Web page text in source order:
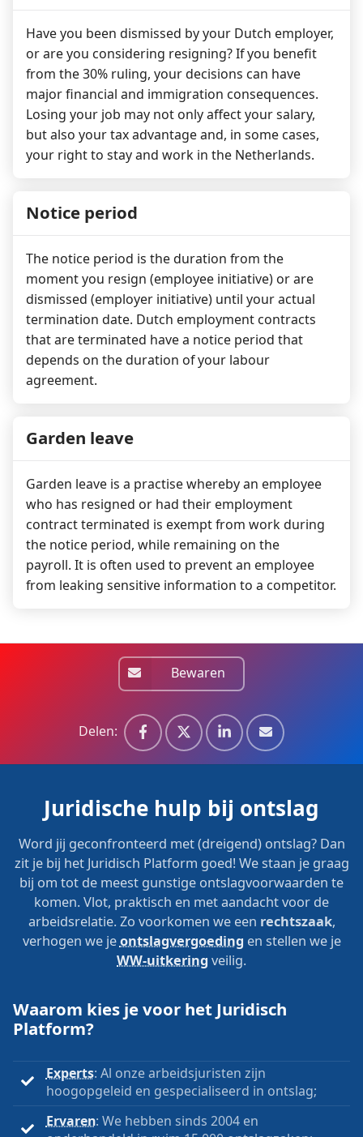
Have you been dismissed by your Dutch employer,
or are you considering resigning? If you benefit
from the 30% ruling, your decisions can have
major financial and immigration consequences.
Losing your job may not only affect your salary,
but also your tax advantage and, in some cases,
your right to stay and work in the Netherlands.
Notice period
The notice period is the duration from the
moment you resign (employee initiative) or are
dismissed (employer initiative) until your actual
termination date. Dutch employment contracts
that are terminated have a notice period that
depends on the duration of your labour
agreement.
Garden leave
Garden leave is a practise whereby an employee
who has resigned or had their employment
contract terminated is exempt from work during
the notice period, while remaining on the
payroll. It is often used to prevent an employee
from leaking sensitive information to a competitor.
Bewaren
Delen:
Juridische hulp bij ontslag
Word jij geconfronteerd met (dreigend) ontslag? Dan
zit je bij het Juridisch Platform goed! We staan je graag
bij om tot de meest gunstige ontslagvoorwaarden te
komen. Vlot, praktisch en met aandacht voor de
arbeidsrelatie. Zo voorkomen we een rechtszaak,
verhogen we jeontslagvergoeding en stellen we je
WW-uitkering veilig.
Waarom kies je voor het Juridisch
Platform?
Experts: Al onze arbeidsjuristen zijn
hoogopgeleid en gespecialiseerd in ontslag;
Ervaren: We hebben sinds 2004 en